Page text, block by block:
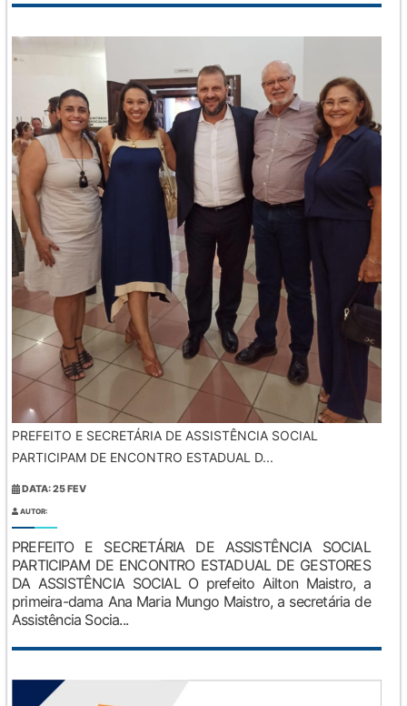
PREFEITO E SECRETÁRIA DE ASSISTÊNCIA SOCIAL
PARTICIPAM DE ENCONTRO ESTADUAL D...
DATA: 25 FEV
AUTOR:
PREFEITO E SECRETÁRIA DE ASSISTÊNCIA SOCIAL
PARTICIPAM DE ENCONTRO ESTADUAL DE GESTORES
DA ASSISTÊNCIA SOCIAL O prefeito Ailton Maistro, a
primeira-dama Ana Maria Mungo Maistro, a secretária de
Assistência Socia...